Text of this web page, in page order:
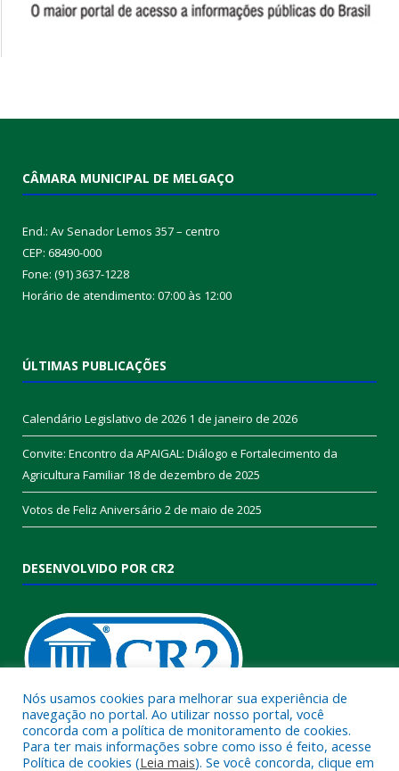
CÂMARA MUNICIPAL DE MELGAÇO
End.: Av Senador Lemos 357 – centro
CEP: 68490-000
Fone: (91) 3637-1228
Horário de atendimento: 07:00 às 12:00
ÚLTIMAS PUBLICAÇÕES
Calendário Legislativo de 2026 1 de janeiro de 2026
Convite: Encontro da APAIGAL: Diálogo e Fortalecimento da
Agricultura Familiar 18 de dezembro de 2025
Votos de Feliz Aniversário 2 de maio de 2025
DESENVOLVIDO POR CR2
Muito mais quecriar siteousistema para prefeituras!
Realizamos umaassessoriacompleta, onde garantimos em
Nós usamos cookies para melhorar sua experiência de
navegação no portal. Ao utilizar nosso portal, você
concorda com a política de monitoramento de cookies.
Para ter mais informações sobre como isso é feito, acesse
Política de cookies (Leia mais). Se você concorda, clique em